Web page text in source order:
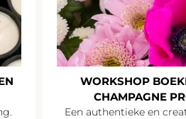
WORKSHOP
CHAMPAGNE
Een authentieke en